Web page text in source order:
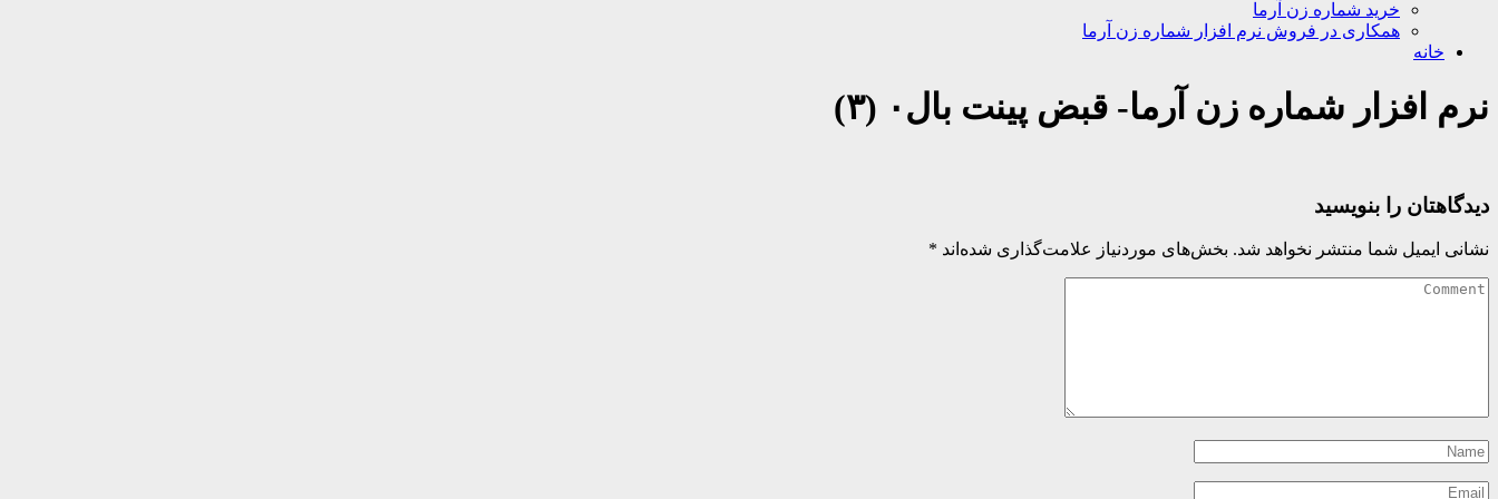
خرید شماره زن آرما
همکاری در فروش نرم افزار شماره زن آرما
خانه
نرم افزار شماره زن آرما- قبض پینت بال۰ (۳)
دیدگاهتان را بنویسید
نشانی ایمیل شما منتشر نخواهد شد. بخش‌های موردنیاز علامت‌گذاری شده‌اند *